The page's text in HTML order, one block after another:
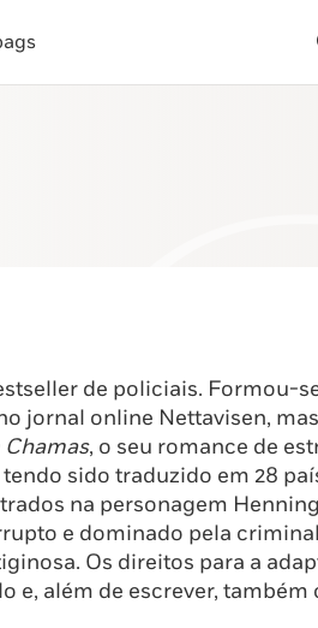
de policiais. Formou-
jornal online Nettavisen,
Chamas, o seu romance de
sido traduzido em 28
na personagem
e dominado pela
Os direitos para a
e, além de escrever, também